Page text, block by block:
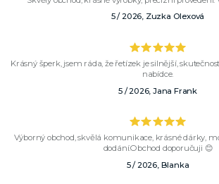
5 / 2026, Zuzka Olexová
Krásný šperk, jsem ráda, že řetízek je silnější,
nabídce.
5 / 2026, Jana Frank
Výborný obchod, skvělá komunikace, krásné dárky,
dodání.Obchod doporučuji 😊
5 / 2026, Blanka